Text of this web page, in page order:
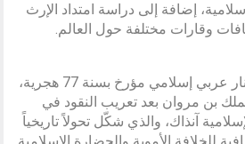
إضافة إلى دراسة امتداد الإرث
وقارات مختلفة حول العالم.
تتضمن المجموعة أقدم دينار عربي إسلامي مؤرخ بسنة 77 هجرية،
بن مروان بعد تعريب النقود في
آنذاك، والذي شكّل تحولاً تاريخياً